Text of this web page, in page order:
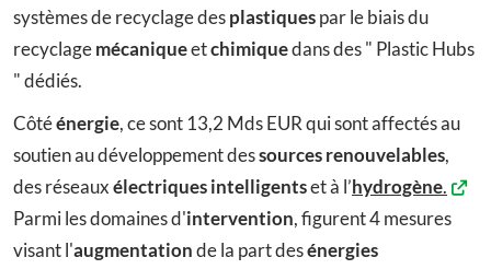
systèmes de recyclage desplastiquespar le biais du
recyclagemécaniqueetchimiquedans des " Plastic Hubs
" dédiés.
Côtéénergie, ce sont 13,2 Mds EUR qui sont affectés au
soutien au développement dessources renouvelables,
des réseauxélectriques intelligentset à l’hydrogène.
Parmi les domaines d'intervention, figurent 4 mesures
visant l'augmentationde la part desénergies